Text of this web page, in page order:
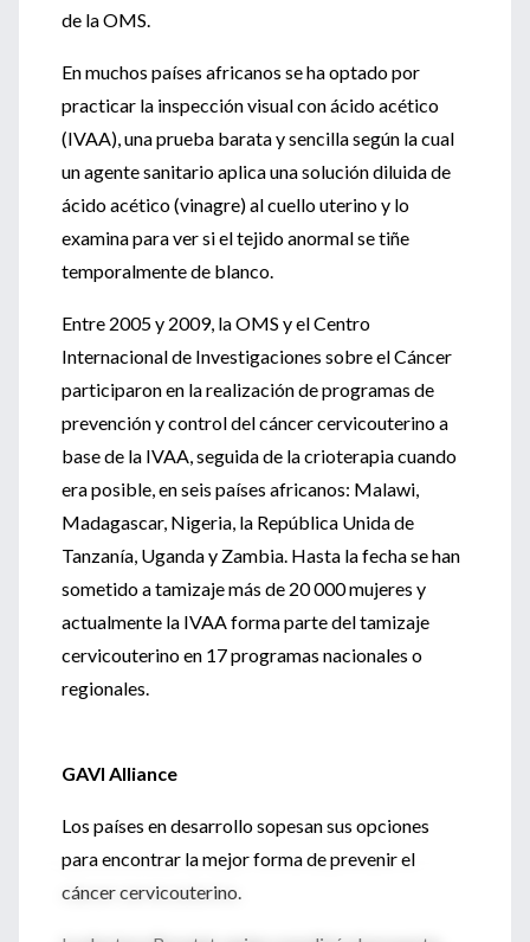
de la OMS.
En muchos países africanos se ha optado por
practicar la inspección visual con ácido acético
(IVAA), una prueba barata y sencilla según la cual
un agente sanitario aplica una solución diluida de
ácido acético (vinagre) al cuello uterino y lo
examina para ver si el tejido anormal se tiñe
temporalmente de blanco.
Entre 2005 y 2009, la OMS y el Centro
Internacional de Investigaciones sobre el Cáncer
participaron en la realización de programas de
prevención y control del cáncer cervicouterino a
base de la IVAA, seguida de la crioterapia cuando
era posible, en seis países africanos: Malawi,
Madagascar, Nigeria, la República Unida de
Tanzanía, Uganda y Zambia. Hasta la fecha se han
sometido a tamizaje más de 20 000 mujeres y
actualmente la IVAA forma parte del tamizaje
cervicouterino en 17 programas nacionales o
regionales.
GAVI Alliance
Los países en desarrollo sopesan sus opciones
para encontrar la mejor forma de prevenir el
cáncer cervicouterino.